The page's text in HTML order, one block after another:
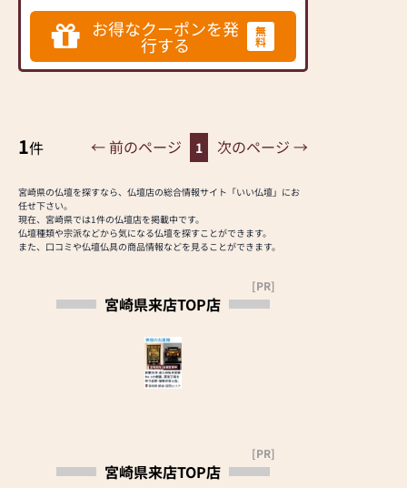
いくことが、専門店
としての務めである
と考えています。
”お客様が何となくホ
ります。
安心堂は１０年後、
２０年後の信用を大
切にします。
てご来店の方はお線
香のサンプルを差し
スタッフにいい仏
壇を見たとご来店時
にお手数ですが一言
お得なクーポンを発
行する
無
料
1件 ← 前のページ 1 次のページ →
宮崎県の仏壇を探すなら、仏壇店の総合情報サイト「いい仏壇」にお
任せ下さい。
現在、宮崎県では1件の仏壇店を掲載中です。
仏壇種類や宗派などから気になる仏壇を探すことができます。
また、口コミや仏壇仏具の商品情報などを見ることができます。
宮崎県来店TOP店
[PR]
宮崎県来店TOP店
[PR]